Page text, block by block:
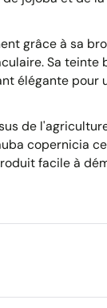
grâce à sa
Sa teinte
élégante pour
de
copernicia
facile à